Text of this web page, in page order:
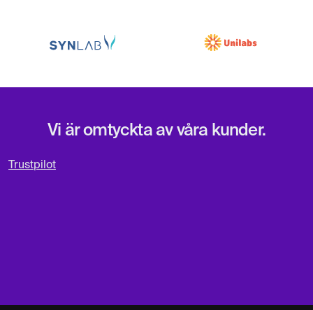
Vi är omtyckta av våra kunder.
Trustpilot